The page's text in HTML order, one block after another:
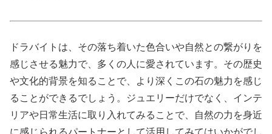
ドラバイトは、その落ち着いた色合いや自然との繋がりを
感じさせる魅力で、多くの人に愛されています。その歴史
や文化的背景を知ることで、より深くこの石の魅力を感じ
ることができるでしょう。ジュエリーだけでなく、インテ
リアや日常生活に取り入れてみることで、自然の力を身近